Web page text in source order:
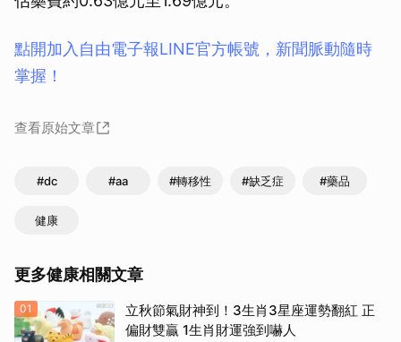
點開加入自由電子報LINE官方帳號，新聞脈動隨時
掌握！
查看原始文章
#dc #aa #轉移性 #缺乏症 #藥品
健康
更多健康相關文章
01
立秋節氣財神到！3生肖3星座運勢翻紅 正
偏財雙贏 1生肖財運強到嚇人